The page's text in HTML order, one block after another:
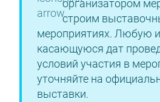
организатором
строим
мероприятиях. Любую
касающуюся дат
условий участия в
уточняйте на
выставки.